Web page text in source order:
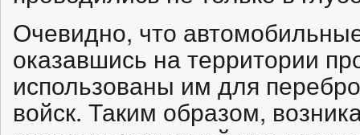
Очевидно, что
оказавшись на территории
использованы им для
войск. Таким образом,